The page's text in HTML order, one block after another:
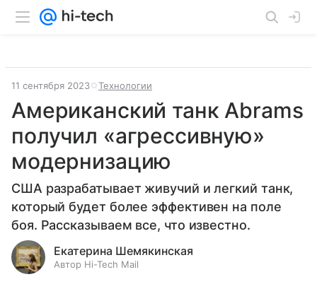
11 сентября 2023 Технологии
Американский танк Abrams
получил «агрессивную»
модернизацию
США разрабатывает живучий и легкий танк,
который будет более эффективен на поле
боя. Рассказываем все, что известно.
Екатерина Шемякинская
Автор Hi-Tech Mail